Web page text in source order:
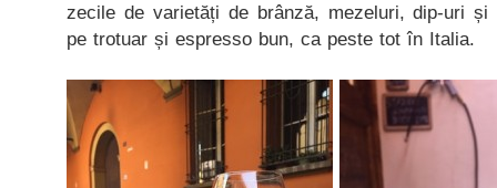
zecile de varietăți de brânză, mezeluri, dip-uri și
pe trotuar și espresso bun, ca peste tot în Italia.